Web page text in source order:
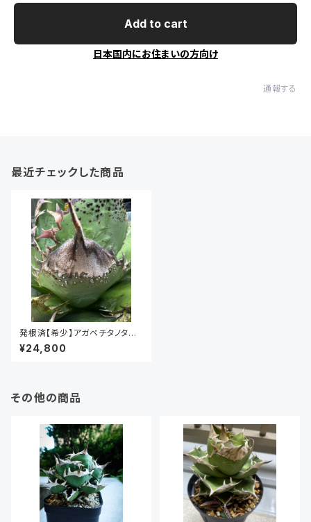
Add to cart
日本国内にお住まいの方向け
通報する
最近チェックした商品
発根済【希少】アガベチタノタ
Agave titanota スタッズ子株
KO-097
¥24,800
その他の商品